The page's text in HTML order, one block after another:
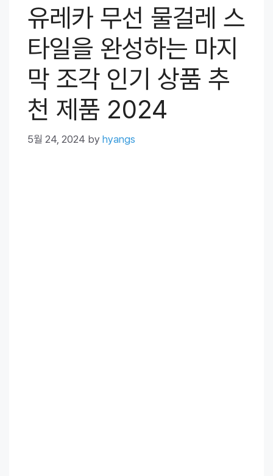
유레카 무선 물걸레 스
타일을 완성하는 마지
막 조각 인기 상품 추
천 제품 2024
5월 24, 2024 by hyangs